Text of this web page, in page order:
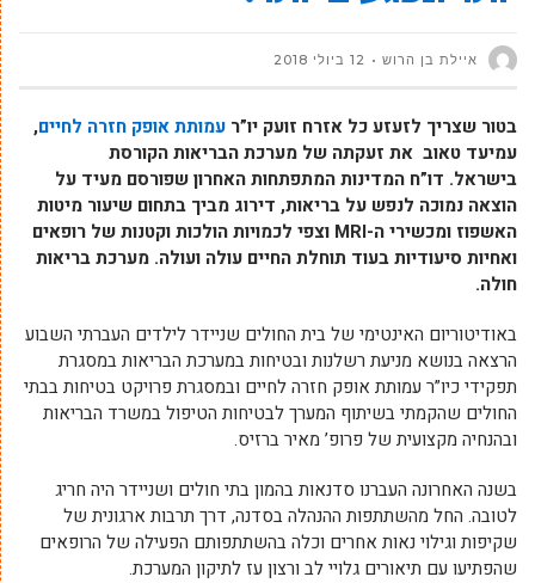
איילת בן הרוש 12 ביולי 2018
בטור שצריך לזעזע כל אזרח זועק יו”ר עמותת אופק חזרה לחיים,
עמיעד טאוב את זעקתה של מערכת הבריאות הקורסת
בישראל. דו”ח המדינות המתפתחות האחרון שפורסם מעיד על
הוצאה נמוכה לנפש על בריאות, דירוג מביך בתחום שיעור מיטות
האשפוז ומכשירי ה-MRI וצפי לכמויות הולכות וקטנות של רופאים
ואחיות סיעודיות בעוד תוחלת החיים עולה ועולה. מערכת בריאות
חולה.
באודיטוריום האינטימי של בית החולים שניידר לילדים העברתי השבוע
הרצאה בנושא מניעת רשלנות ובטיחות במערכת הבריאות במסגרת
תפקידי כיו”ר עמותת אופק חזרה לחיים ובמסגרת פרויקט בטיחות בבתי
החולים שהקמתי בשיתוף המערך לבטיחות הטיפול במשרד הבריאות
ובהנחיה מקצועית של פרופ’ מאיר ברזיס.
בשנה האחרונה העברנו סדנאות בהמון בתי חולים ושניידר היה חריג
לטובה. החל מהשתתפות ההנהלה בסדנה, דרך תרבות ארגונית של
שקיפות וגילוי נאות אחרים וכלה בהשתתפותם הפעילה של הרופאים
שהפתיעו עם תיאורים גלויי לב ורצון עז לתיקון המערכת.